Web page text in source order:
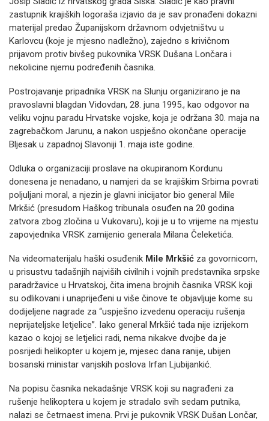
zastupnik krajiških logoraša izjavio da je sav pronađeni dokazni
materijal predao Županijskom državnom odvjetništvu u
Karlovcu (koje je mjesno nadležno), zajedno s krivičnom
prijavom protiv bivšeg pukovnika VRSK Dušana Lončara i
nekolicine njemu podređenih časnika.
Postrojavanje pripadnika VRSK na Slunju organizirano je na
pravoslavni blagdan Vidovdan, 28. juna 1995., kao odgovor na
veliku vojnu paradu Hrvatske vojske, koja je održana 30. maja na
zagrebačkom Jarunu, a nakon uspješno okončane operacije
Bljesak u zapadnoj Slavoniji 1. maja iste godine.
Odluka o organizaciji proslave na okupiranom Kordunu
donesena je nenadano, u namjeri da se krajiškim Srbima povrati
poljuljani moral, a njezin je glavni inicijator bio general Mile
Mrkšić (presudom Haškog tribunala osuđen na 20 godina
zatvora zbog zločina u Vukovaru), koji je u to vrijeme na mjestu
zapovjednika VRSK zamijenio generala Milana Čeleketića.
Na videomaterijalu haški osuđenik Mile Mrkšić za govornicom,
u prisustvu tadašnjih najviših civilnih i vojnih predstavnika srpske
paradržavice u Hrvatskoj, čita imena brojnih časnika VRSK koji
su odlikovani i unaprijeđeni u više činove te objavljuje kome su
dodijeljene nagrade za “uspješno izvedenu operaciju rušenja
neprijateljske letjelice”. Iako general Mrkšić tada nije izrijekom
kazao o kojoj se letjelici radi, nema nikakve dvojbe da je
posrijedi helikopter u kojem je, mjesec dana ranije, ubijen
bosanski ministar vanjskih poslova Irfan Ljubijankić.
Na popisu časnika nekadašnje VRSK koji su nagrađeni za
rušenje helikoptera u kojem je stradalo svih sedam putnika,
nalazi se četrnaest imena. Prvi je pukovnik VRSK Dušan Lončar,